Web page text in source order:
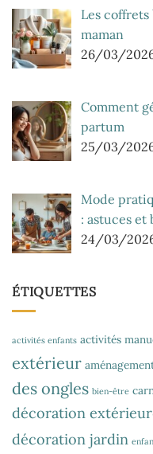
Les
maman
26/03/
Comment
partum
25/03/
Mode
: astuces et
24/03/
ÉTIQUETTES
activités enfants activités
extérieur
des ongles bien-être
décoration
décoration jardin